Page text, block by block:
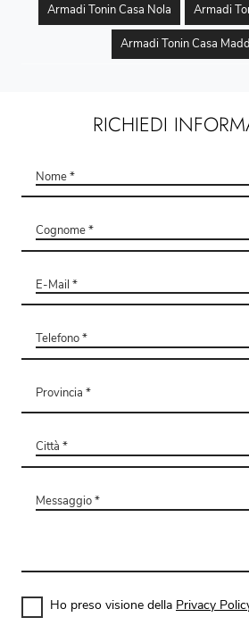
Armadi Tonin Casa Nola Armadi
Armadi Tonin Casa
RICHIEDI
Ho preso visione della Privacy